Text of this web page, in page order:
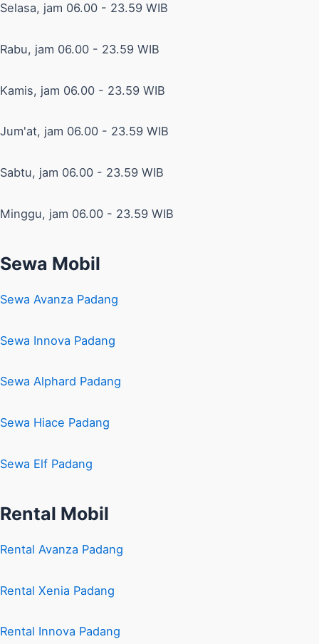
Selasa, jam 06.00 - 23.59 WIB
Rabu, jam 06.00 - 23.59 WIB
Kamis, jam 06.00 - 23.59 WIB
Jum'at, jam 06.00 - 23.59 WIB
Sabtu, jam 06.00 - 23.59 WIB
Minggu, jam 06.00 - 23.59 WIB
Sewa Mobil
Sewa Avanza Padang
Sewa Innova Padang
Sewa Alphard Padang
Sewa Hiace Padang
Sewa Elf Padang
Rental Mobil
Rental Avanza Padang
Rental Xenia Padang
Rental Innova Padang